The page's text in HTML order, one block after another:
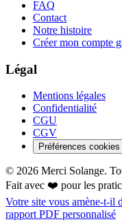
FAQ
Contact
Notre histoire
Créer mon compte
Légal
Mentions légales
Confidentialité
CGU
CGV
Préférences cookies
© 2026 Merci Solange.
Fait avec ❤️ pour les
Votre site vous amène-t-il
rapport PDF personnalisé